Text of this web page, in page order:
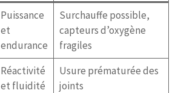
Puissance
et
endurance
Surchauffe possible,
capteurs d’oxygène
fragiles
Réactivité
et fluidité
Usure prématurée des
joints